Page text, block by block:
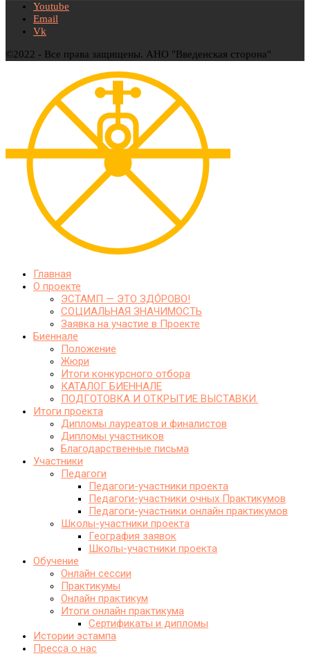
Youtube
Email
Vk
©2022 - Все права защищены. АНО "Введенская сторона"
Главная
О проекте
ЭСТАМП — ЭТО ЗДО́РОВО!
СОЦИАЛЬНАЯ ЗНАЧИМОСТЬ
Заявка на участие в Проекте
Биеннале
Положение
Жюри
Итоги конкурсного отбора
КАТАЛОГ БИЕННАЛЕ
ПОДГОТОВКА И ОТКРЫТИЕ ВЫСТАВКИ.
Итоги проекта
Дипломы лауреатов и финалистов
Дипломы участников
Благодарственные письма
Участники
Педагоги
Педагоги-участники проекта
Педагоги-участники очных Практикумов
Педагоги-участники онлайн практикумов
Школы-участники проекта
География заявок
Школы-участники проекта
Обучение
Онлайн сессии
Практикумы
Онлайн практикум
Итоги онлайн практикума
Сертификаты и дипломы
Истории эстампа
Пресса о нас